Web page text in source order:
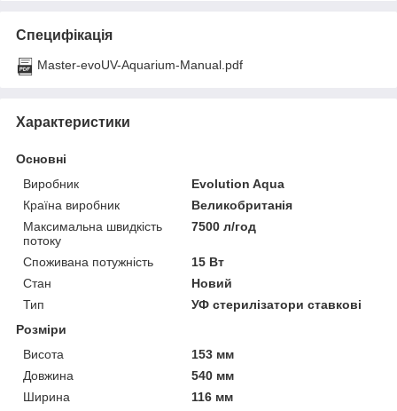
Специфікація
Master-evoUV-Aquarium-Manual.pdf
Характеристики
Основні
Виробник
Evolution Aqua
Країна виробник
Великобританія
Максимальна швидкість
потоку
7500 л/год
Споживана потужність
15 Вт
Стан
Новий
Тип
УФ стерилізатори ставкові
Розміри
Висота
153 мм
Довжина
540 мм
Ширина
116 мм